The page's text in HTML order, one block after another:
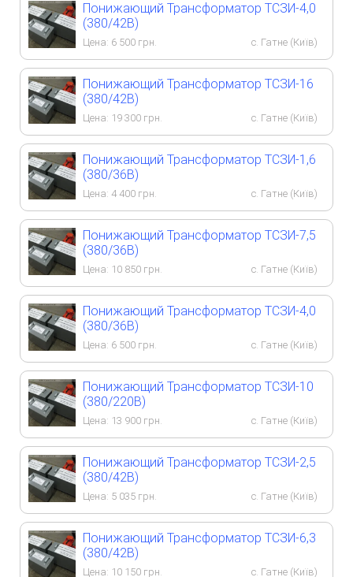
Понижающий Трансформатор ТСЗИ-4,0
(380/42В)
Цена: 6 500 грн. с. Гатне (Київ)
Понижающий Трансформатор ТСЗИ-16
(380/42В)
Цена: 19 300 грн. с. Гатне (Київ)
Понижающий Трансформатор ТСЗИ-1,6
(380/36В)
Цена: 4 400 грн. с. Гатне (Київ)
Понижающий Трансформатор ТСЗИ-7,5
(380/36В)
Цена: 10 850 грн. с. Гатне (Київ)
Понижающий Трансформатор ТСЗИ-4,0
(380/36В)
Цена: 6 500 грн. с. Гатне (Київ)
Понижающий Трансформатор ТСЗИ-10
(380/220В)
Цена: 13 900 грн. с. Гатне (Київ)
Понижающий Трансформатор ТСЗИ-2,5
(380/42В)
Цена: 5 035 грн. с. Гатне (Київ)
Понижающий Трансформатор ТСЗИ-6,3
(380/42В)
Цена: 10 150 грн. с. Гатне (Київ)